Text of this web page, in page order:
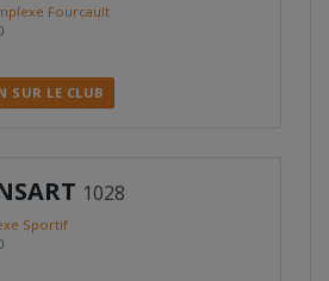
Fourcault
SUR LE CLUB
1028
Sportif